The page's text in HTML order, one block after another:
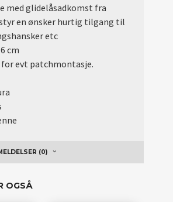
med glidelåsadkomst fra
en ønsker hurtig tilgang til
etc
cm
for evt patchmontasje.
(0)
OGSÅ